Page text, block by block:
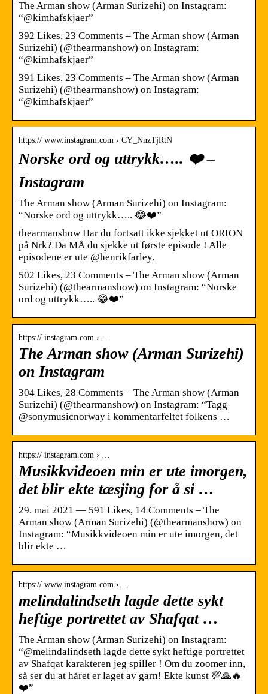
The Arman show (Arman Surizehi) on Instagram:
“@kimhafskjaer”
392 Likes, 23 Comments – The Arman show (Arman
Surizehi) (@thearmanshow) on Instagram:
“@kimhafskjaer”
391 Likes, 23 Comments – The Arman show (Arman
Surizehi) (@thearmanshow) on Instagram:
“@kimhafskjaer”
https:// www.instagram.com › CY_NnzTjRtN
Norske ord og uttrykk….. ❤️ –
Instagram
The Arman show (Arman Surizehi) on Instagram:
“Norske ord og uttrykk….. 😂❤️”
thearmanshow Har du fortsatt ikke sjekket ut ORION
på Nrk? Da MÅ du sjekke ut første episode ! Alle
episodene er ute @henrikfarley.
502 Likes, 23 Comments – The Arman show (Arman
Surizehi) (@thearmanshow) on Instagram: “Norske
ord og uttrykk….. 😂❤️”
https:// instagram.com › …
The Arman show (Arman Surizehi)
on Instagram
304 Likes, 28 Comments – The Arman show (Arman
Surizehi) (@thearmanshow) on Instagram: “Tagg
@sonymusicnorway i kommentarfeltet folkens …
https:// instagram.com › …
Musikkvideoen min er ute imorgen,
det blir ekte tæsjing for å si …
29. mai 2021 — 591 Likes, 14 Comments – The
Arman show (Arman Surizehi) (@thearmanshow) on
Instagram: “Musikkvideoen min er ute imorgen, det
blir ekte …
https:// www.instagram.com › …
melindalindseth lagde dette sykt
heftige portrettet av Shafqat …
The Arman show (Arman Surizehi) on Instagram:
“@melindalindseth lagde dette sykt heftige portrettet
av Shafqat karakteren jeg spiller ! Om du zoomer inn,
så ser du at håret er laget av garn! Ekte kunst 💯🙏🔥
❤️”